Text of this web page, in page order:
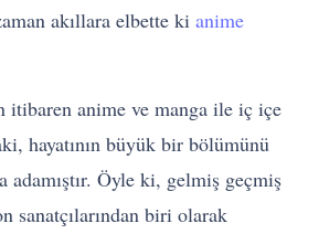
akıllara elbette kianime
itibaren anime ve manga ile iç içe
hayatının büyük bir bölümünü
adamıştır. Öyle ki, gelmiş geçmiş
sanatçılarından biri olarak